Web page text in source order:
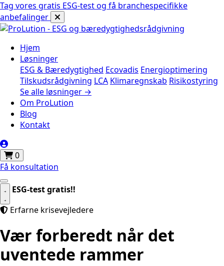
Tag vores gratis ESG-test og få branchespecifikke
anbefalinger
Hjem
Løsninger
ESG & Bæredygtighed Ecovadis Energioptimering
Tilskudsrådgivning LCA Klimaregnskab Risikostyring
Se alle løsninger →
Om ProLution
Blog
Kontakt
0
Få konsultation
ESG-test gratis!!
Erfarne krisevejledere
Vær forberedt når det
uventede rammer